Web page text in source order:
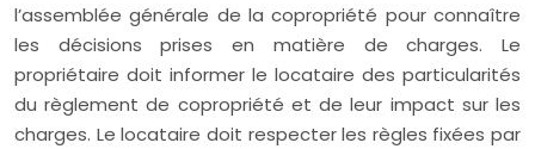
l’assemblée générale de la copropriété pour connaître
les décisions prises en matière de charges. Le
propriétaire doit informer le locataire des particularités
du règlement de copropriété et de leur impact sur les
charges. Le locataire doit respecter les règles fixées par